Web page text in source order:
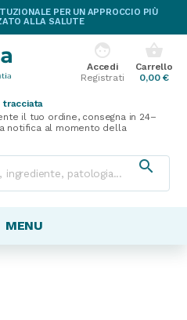
PER UN APPROCCIO PIÙ
ALLA SALUTE
shopping_basket
Carrello
0,00 €
face
Accedi
Registrati
tracciata
il tuo ordine, consegna in 24–
notifica al momento della

MENU